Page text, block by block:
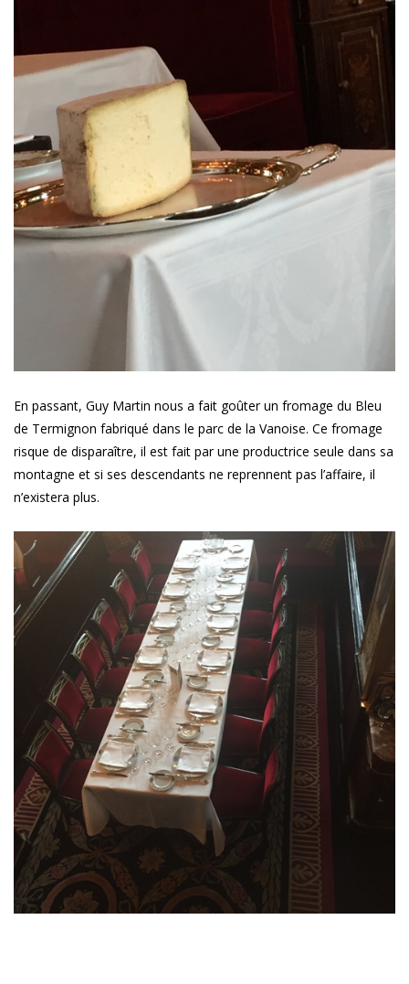
En passant, Guy Martin nous a fait goûter un fromage du Bleu
de Termignon fabriqué dans le parc de la Vanoise. Ce fromage
risque de disparaître, il est fait par une productrice seule dans sa
montagne et si ses descendants ne reprennent pas l’affaire, il
n’existera plus.